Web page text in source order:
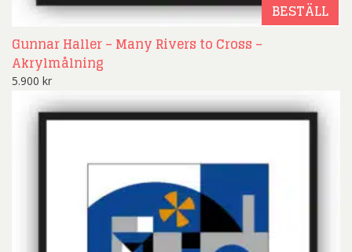
BESTÄLL
Gunnar Haller – Many Rivers to Cross –
Akrylmålning
5.900 kr